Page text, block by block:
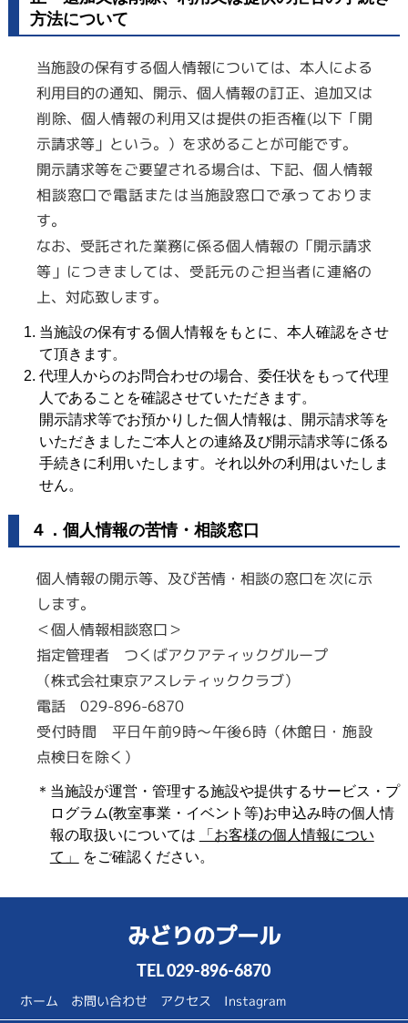
方法について
当施設の保有する個人情報については、本人による
利用目的の通知、開示、個人情報の訂正、追加又は
削除、個人情報の利用又は提供の拒否権(以下「開
示請求等」という。）を求めることが可能です。
開示請求等をご要望される場合は、下記、個人情報
相談窓口で電話または当施設窓口で承っておりま
す。
なお、受託された業務に係る個人情報の「開示請求
等」につきましては、受託元のご担当者に連絡の
上、対応致します。
当施設の保有する個人情報をもとに、本人確認をさせ
て頂きます。
代理人からのお問合わせの場合、委任状をもって代理
人であることを確認させていただきます。
開示請求等でお預かりした個人情報は、開示請求等を
いただきましたご本人との連絡及び開示請求等に係る
手続きに利用いたします。それ以外の利用はいたしま
せん。
４．個人情報の苦情・相談窓口
個人情報の開示等、及び苦情・相談の窓口を次に示
します。
＜個人情報相談窓口＞
指定管理者 つくばアクアティックグループ
（株式会社東京アスレティッククラブ）
電話 029-896-6870
受付時間 平日午前9時～午後6時（休館日・施設
点検日を除く）
＊当施設が運営・管理する施設や提供するサービス・プ
ログラム(教室事業・イベント等)お申込み時の個人情
報の取扱いについては
「お客様の個人情報につい
て」
をご確認ください。
みどりのプール
TEL029-896-6870
ホーム お問い合わせ アクセス Instagram